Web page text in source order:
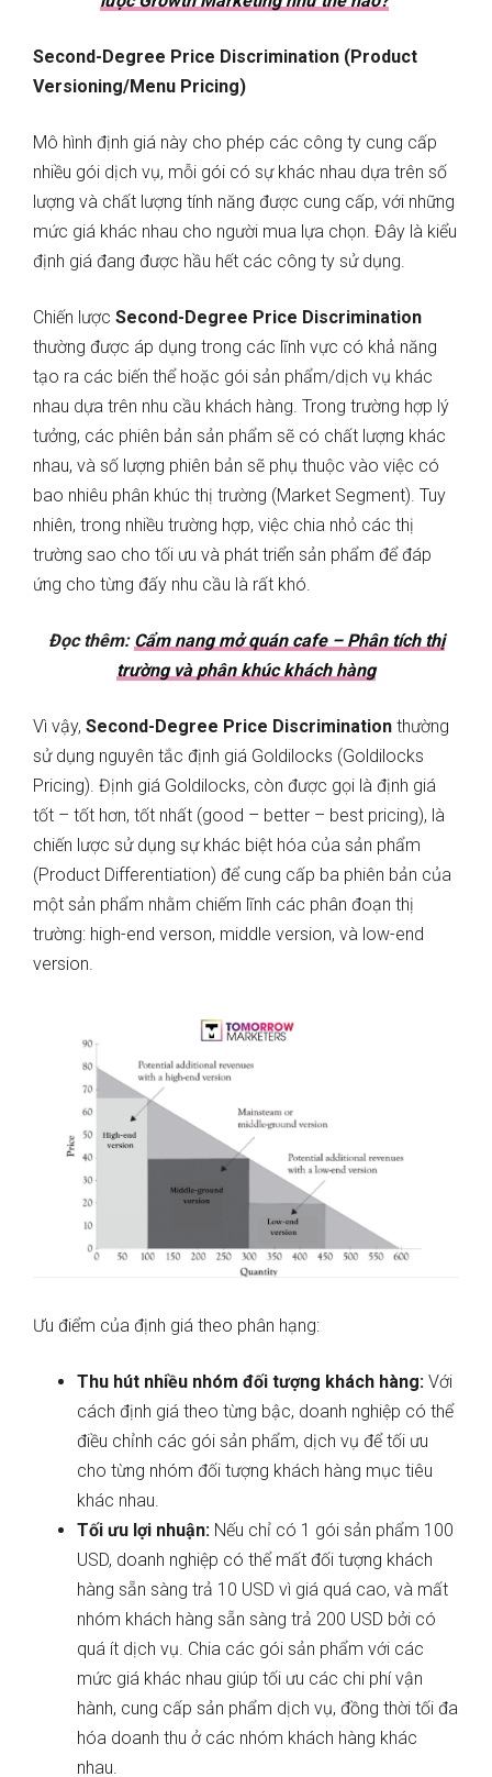
Second-Degree Price Discrimination (Product
Versioning/Menu Pricing)
Mô hình định giá này cho phép các công ty cung cấp
nhiều gói dịch vụ, mỗi gói có sự khác nhau dựa trên số
lượng và chất lượng tính năng được cung cấp, với những
mức giá khác nhau cho người mua lựa chọn. Đây là kiểu
định giá đang được hầu hết các công ty sử dụng.
Chiến lược Second-Degree Price Discrimination
thường được áp dụng trong các lĩnh vực có khả năng
tạo ra các biến thể hoặc gói sản phẩm/dịch vụ khác
nhau dựa trên nhu cầu khách hàng. Trong trường hợp lý
tưởng, các phiên bản sản phẩm sẽ có chất lượng khác
nhau, và số lượng phiên bản sẽ phụ thuộc vào việc có
bao nhiêu phân khúc thị trường (Market Segment). Tuy
nhiên, trong nhiều trường hợp, việc chia nhỏ các thị
trường sao cho tối ưu và phát triển sản phẩm để đáp
ứng cho từng đấy nhu cầu là rất khó.
Đọc thêm: Cẩm nang mở quán cafe – Phân tích thị
trường và phân khúc khách hàng
Vì vậy, Second-Degree Price Discrimination thường
sử dụng nguyên tắc định giá Goldilocks (Goldilocks
Pricing). Định giá Goldilocks, còn được gọi là định giá
tốt – tốt hơn, tốt nhất (good – better – best pricing), là
chiến lược sử dụng sự khác biệt hóa của sản phẩm
(Product Differentiation) để cung cấp ba phiên bản của
một sản phẩm nhằm chiếm lĩnh các phân đoạn thị
trường: high-end verson, middle version, và low-end
version.
Ưu điểm của định giá theo phân hạng:
Thu hút nhiều nhóm đối tượng khách hàng: Với
cách định giá theo từng bậc, doanh nghiệp có thể
điều chỉnh các gói sản phẩm, dịch vụ để tối ưu
cho từng nhóm đối tượng khách hàng mục tiêu
khác nhau.
Tối ưu lợi nhuận: Nếu chỉ có 1 gói sản phẩm 100
USD, doanh nghiệp có thể mất đối tượng khách
hàng sẵn sàng trả 10 USD vì giá quá cao, và mất
nhóm khách hàng sẵn sàng trả 200 USD bởi có
quá ít dịch vụ. Chia các gói sản phẩm với các
mức giá khác nhau giúp tối ưu các chi phí vận
hành, cung cấp sản phẩm dịch vụ, đồng thời tối đa
hóa doanh thu ở các nhóm khách hàng khác
nhau.